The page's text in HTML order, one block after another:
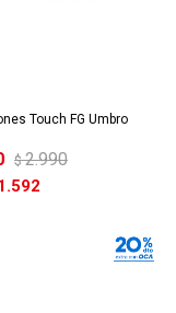
Touch FG Umbro
$ 2.990